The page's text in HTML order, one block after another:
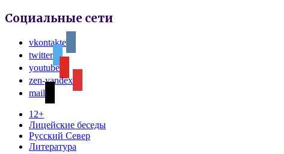
Социальные сети
vkontakte
twitter
youtube
zen-yandex
mail
12+
Лицейские беседы
Русский Север
Литература